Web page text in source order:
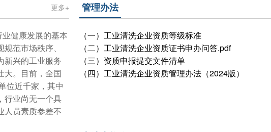
更多+
健康发展的基本
范市场秩序、
新兴的工业服务
大。目前，全国
位近千家，其中
行业尚无一个具
人员素质参差不
管理办法
（一） 工业清洗企业资质等级标准
（二） 工业清洗企业资质证书申办问答.pdf
（三） 资质申报提交文件清单
（四） 工业清洗企业资质管理办法（2024版）